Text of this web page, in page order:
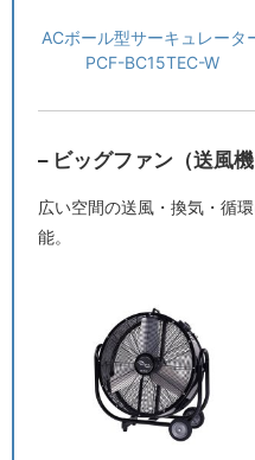
ACボール型サーキュレータ
PCF-BC15TEC-W
– ビッグファン（送風機
広い空間の送風・換気・循
能。